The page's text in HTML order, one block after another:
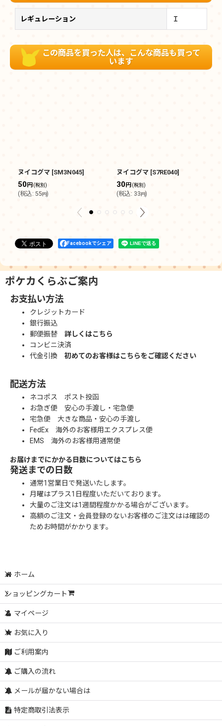
レギュレーション Ｉ
この商品を買った人は、こんな商品も買って
います
ヌイコグマ [SM3N045]
50円(税別)
(税込: 55円)
ヌイコグマ [S7RE040]
30円(税別)
(税込: 33円)
Facebookでシェア
ポケカくらぶご案内
お支払い方法
クレジットカード
銀行振込
郵便振替 詳しくはこちら
コンビニ決済
代金引換 初めてのお客様はこちらをご確認ください
配送方法
ネコポス ポスト投函
お急ぎ便 安心の手渡し・宅急便
宅急便 大きな商品・安心の手渡し
FedEx 海外のお客様用エクスプレス便
EMS 海外のお客様用通常便
お届けまでにかかる日数についてはこちら
発送までの日数
通常1営業日で発送いたします。
月曜はプラス1日程度いただいております。
大量のご注文は1週間程度かかる場合がございます。
高額のご注文・会員登録のないお客様のご注文はは確認の
ためお時間がかかります。
ホーム
ショッピングカート
マイページ
お気に入り
ご利用案内
ご購入の流れ
メールが届かない場合は
特定商取引法表示